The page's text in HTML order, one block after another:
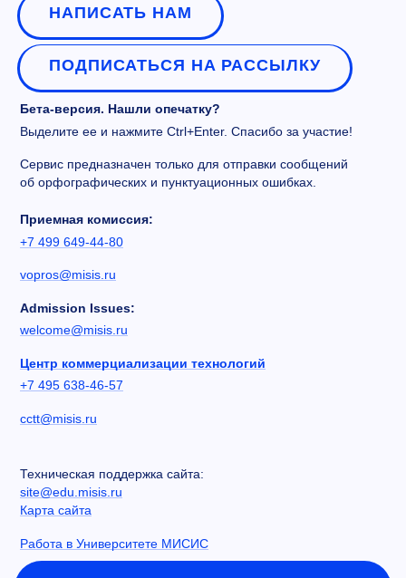
НАПИСАТЬ НАМ
ПОДПИСАТЬСЯ НА РАССЫЛКУ
Бета-версия. Нашли опечатку?
Выделите ее и нажмите Ctrl+Enter. Спасибо за участие!
Сервис предназначен только для отправки сообщений
об орфографических и пунктуационных ошибках.
Приемная комиссия:
+7 499 649-44-80
vopros@misis.ru
Admission Issues:
welcome@misis.ru
Центр коммерциализации технологий
+7 495 638-46-57
cctt@misis.ru
Техническая поддержка сайта:
site@edu.misis.ru
Карта сайта
Работа в Университете МИСИС